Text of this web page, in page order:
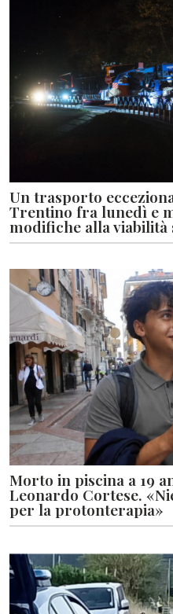
Un trasporto
Trentino fra lunedì e
modifiche alla viabilità
Morto in piscina a 19
Leonardo Cortese.
per la protonterapia»